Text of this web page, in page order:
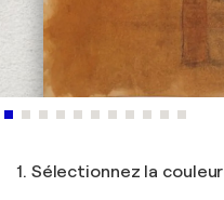
1. Sélectionnez la couleur